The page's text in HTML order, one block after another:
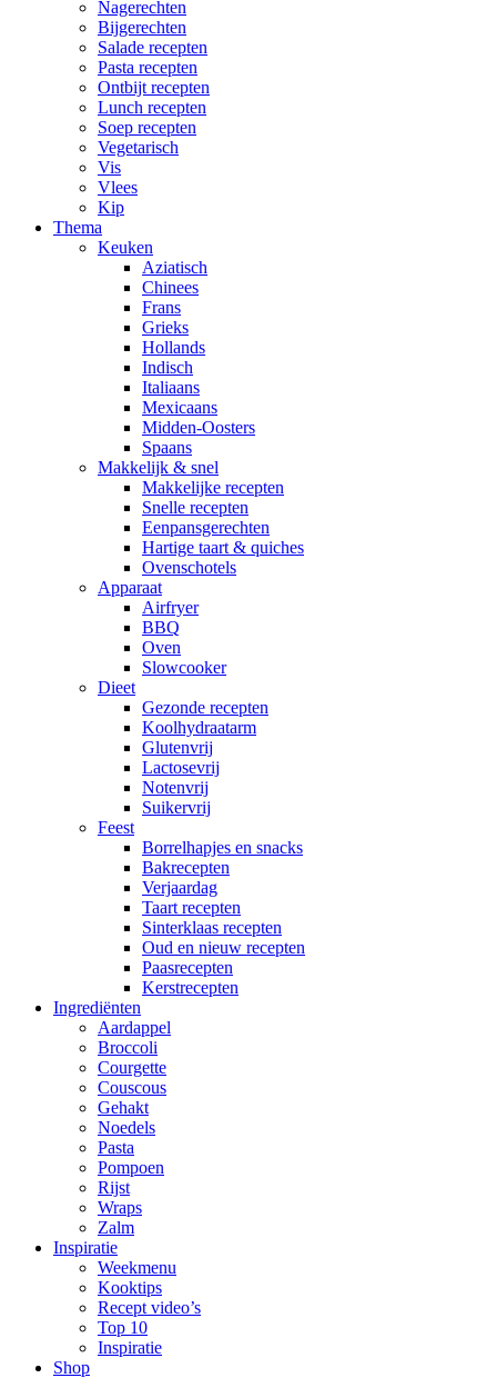
Nagerechten
Bijgerechten
Salade recepten
Pasta recepten
Ontbijt recepten
Lunch recepten
Soep recepten
Vegetarisch
Vis
Vlees
Kip
Thema
Keuken
Aziatisch
Chinees
Frans
Grieks
Hollands
Indisch
Italiaans
Mexicaans
Midden-Oosters
Spaans
Makkelijk & snel
Makkelijke recepten
Snelle recepten
Eenpansgerechten
Hartige taart & quiches
Ovenschotels
Apparaat
Airfryer
BBQ
Oven
Slowcooker
Dieet
Gezonde recepten
Koolhydraatarm
Glutenvrij
Lactosevrij
Notenvrij
Suikervrij
Feest
Borrelhapjes en snacks
Bakrecepten
Verjaardag
Taart recepten
Sinterklaas recepten
Oud en nieuw recepten
Paasrecepten
Kerstrecepten
Ingrediënten
Aardappel
Broccoli
Courgette
Couscous
Gehakt
Noedels
Pasta
Pompoen
Rijst
Wraps
Zalm
Inspiratie
Weekmenu
Kooktips
Recept video’s
Top 10
Inspiratie
Shop